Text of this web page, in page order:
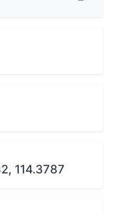
114.3787